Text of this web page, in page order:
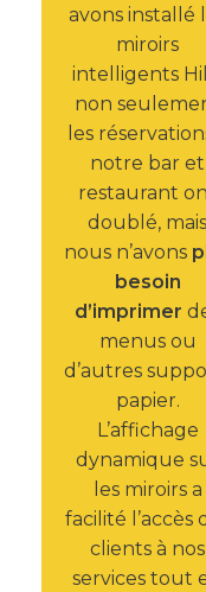
avons installé
miroirs
intelligents
non
les
notre bar et
restaurant
doublé, mais
nous n’avons
besoin
d’imprimer
menus ou
d’autres
papier.
L’affichage
dynamique
les miroirs a
facilité l’accès
clients à nos
services tout